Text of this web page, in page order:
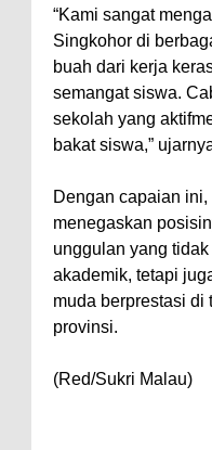
“Kami sangat
Singkohor di
buah dari kerja
semangat siswa.
sekolah yang
bakat siswa,”
Dengan capaian
menegaskan
unggulan yang
akademik, tetapi
muda berprestasi di
provinsi.
(Red/Sukri Malau)